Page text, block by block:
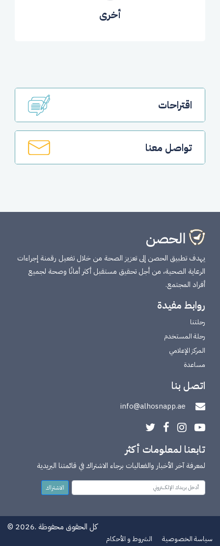
أخرى
اقتراحات
تواصل معنا
يهدف تطبيق الحصن إلى تعزيز الصحة من خلال تفعيل رقمنة إجراءات
الرعاية الصحية، من أجل تحقيق مستقبل أكثر أمانًا وصحة لجميع
أفراد المجتمع.
روابط مفيدة
رحلتنا
رحلة المستخدم
المركز الإعلامي
مساعدة
اتصل بنا
info@alhosnapp.ae
تابعنا لمعلومات أكثر
لمعرفة آخر الأخبار والفعاليات برجاء الاشتراك في قائمتنا البريدية
الاشتراك
© 2026. كل الحقوق محفوظة
سياسة الخصوصية الشروط و الأحكام